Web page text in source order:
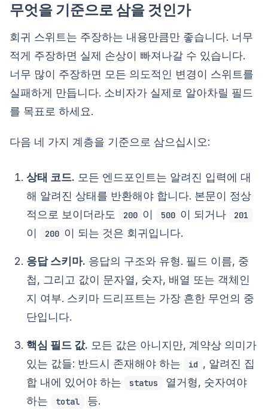
무엇을 기준으로 삼을 것인가
회귀 스위트는 주장하는 내용만큼만 좋습니다. 너무
적게 주장하면 실제 손상이 빠져나갈 수 있습니다.
너무 많이 주장하면 모든 의도적인 변경이 스위트를
실패하게 만듭니다. 소비자가 실제로 알아차릴 필드
를 목표로 하세요.
다음 네 가지 계층을 기준으로 삼으십시오:
상태 코드. 모든 엔드포인트는 알려진 입력에 대
해 알려진 상태를 반환해야 합니다. 본문이 정상
적으로 보이더라도
200 이 500 이 되거나 201
이 200 이 되는 것은 회귀입니다.
응답 스키마. 응답의 구조와 유형. 필드 이름, 중
첩, 그리고 값이 문자열, 숫자, 배열 또는 객체인
지 여부. 스키마 드리프트는 가장 흔한 무언의 중
단입니다.
핵심 필드 값. 모든 값은 아니지만, 계약상 의미가
있는 값들: 반드시 존재해야 하는
id , 알려진 집
합 내에 있어야 하는
status
열거형, 숫자여야
하는
total 등.